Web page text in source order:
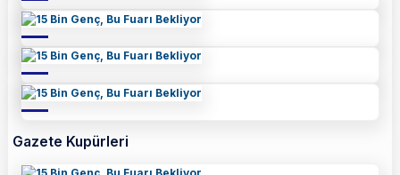
Gazete Kupürleri